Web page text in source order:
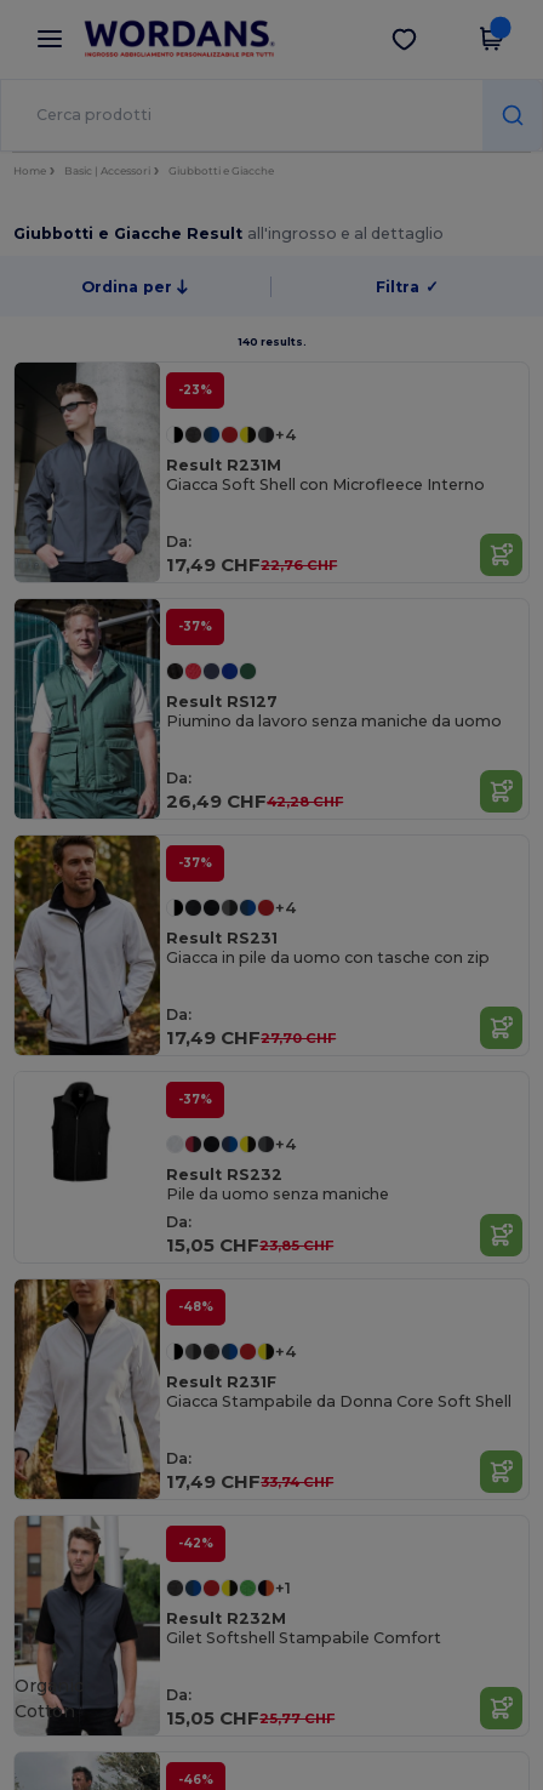
× App Wordans
Prezzi migliori sull'app!
Scarica app
Home Basic | Accessori Giubbotti e Giacche
Giubbotti e Giacche Result all'ingrosso e al dettaglio
Ordina per Filtra ✓
140 results.
-23%
+4
Result R231M
Giacca Soft Shell con Microfleece Interno
Da:
17,49 CHF22,76 CHF
-37%
Result RS127
Piumino da lavoro senza maniche da uomo
Da:
26,49 CHF42,28 CHF
-37%
+4
Result RS231
Giacca in pile da uomo con tasche con zip
Da:
17,49 CHF27,70 CHF
-37%
+4
Result RS232
Pile da uomo senza maniche
Da:
15,05 CHF23,85 CHF
-48%
+4
Result R231F
Giacca Stampabile da Donna Core Soft Shell
Da:
17,49 CHF33,74 CHF
-42%
+1
Result R232M
Gilet Softshell Stampabile Comfort
Da:
15,05 CHF25,77 CHF
Organic
Cotton
-46%